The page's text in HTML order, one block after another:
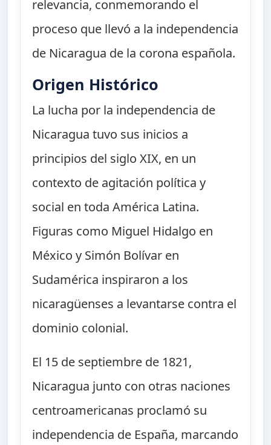
relevancia, conmemorando el
proceso que llevó a la independencia
de Nicaragua de la corona española.
Origen Histórico
La lucha por la independencia de
Nicaragua tuvo sus inicios a
principios del siglo XIX, en un
contexto de agitación política y
social en toda América Latina.
Figuras como Miguel Hidalgo en
México y Simón Bolívar en
Sudamérica inspiraron a los
nicaragüenses a levantarse contra el
dominio colonial.
El 15 de septiembre de 1821,
Nicaragua junto con otras naciones
centroamericanas proclamó su
independencia de España, marcando